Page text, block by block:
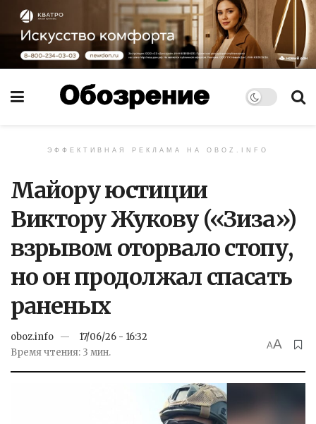
ЭФФЕКТИВНАЯ РЕКЛАМА НА OBOZ.INFO
Майору юстиции
Виктору Жукову («Зиза»)
взрывом оторвало стопу,
но он продолжал спасать
раненых
oboz.info
17/06/26 - 16:32
Время чтения: 3 мин.
AA